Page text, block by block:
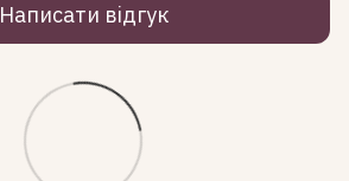
Написати відгук